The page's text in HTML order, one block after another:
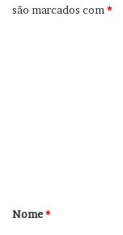
são marcados com*
r
Nome*